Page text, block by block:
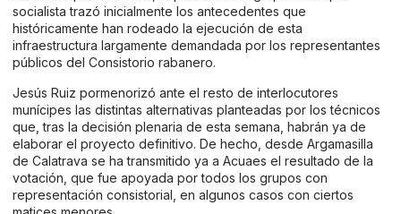
socialista trazó inicialmente los antecedentes que
históricamente han rodeado la ejecución de esta
infraestructura largamente demandada por los representantes
públicos del Consistorio rabanero.
Jesús Ruiz pormenorizó ante el resto de interlocutores
munícipes las distintas alternativas planteadas por los técnicos
que, tras la decisión plenaria de esta semana, habrán ya de
elaborar el proyecto definitivo. De hecho, desde Argamasilla
de Calatrava se ha transmitido ya a Acuaes el resultado de la
votación, que fue apoyada por todos los grupos con
representación consistorial, en algunos casos con ciertos